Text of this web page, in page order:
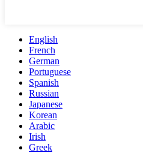
English
French
German
Portuguese
Spanish
Russian
Japanese
Korean
Arabic
Irish
Greek